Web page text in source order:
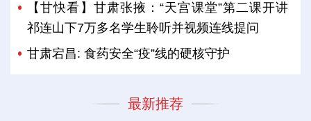
【甘快看】甘肃张掖：“天宫课堂”第二课开讲
祁连山下7万多名学生聆听并视频连线提问
甘肃宕昌: 食药安全“疫”线的硬核守护
最新推荐